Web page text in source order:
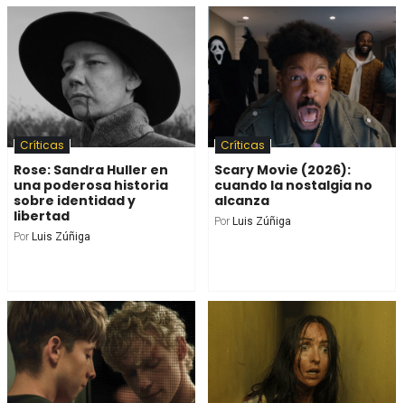
Críticas
Rose: Sandra Huller en
una poderosa historia
sobre identidad y
libertad
Por Luis Zúñiga
Críticas
Scary Movie (2026):
cuando la nostalgia no
alcanza
Por Luis Zúñiga